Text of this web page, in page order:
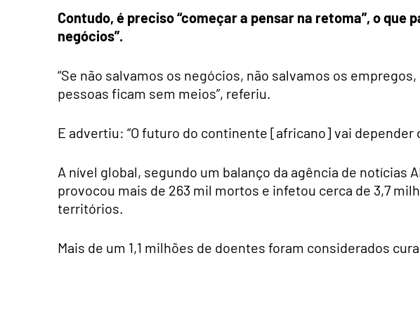
Contudo, é preciso “começar a pensar na retoma”, o que
negócios”.
“Se não salvamos os negócios, não salvamos os
pessoas ficam sem meios”, referiu.
E advertiu: “O futuro do continente [africano] vai depender
A nível global, segundo um balanço da agência de notícias
provocou mais de 263 mil mortos e infetou cerca de 3,7
territórios.
Mais de um 1,1 milhões de doentes foram considerados